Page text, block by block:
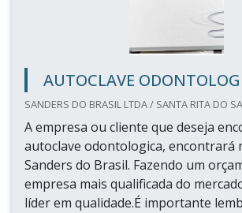
AUTOCLAVE
SANDERS DO BRASIL LTDA / SANTA RITA DO
A empresa ou cliente que deseja
autoclave odontologica, encontrará
Sanders do Brasil. Fazendo um
empresa mais qualificada do
líder em qualidade.É importante